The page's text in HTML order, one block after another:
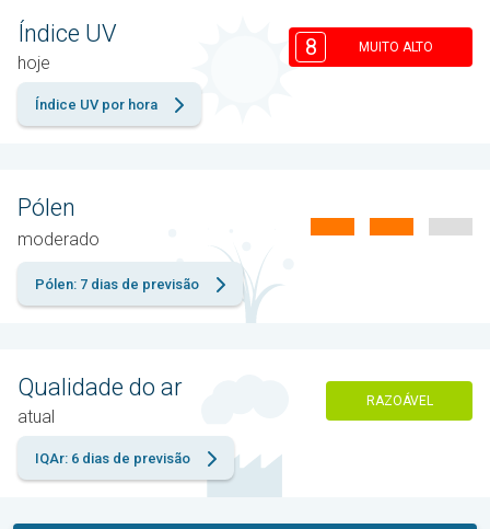
Índice UV
hoje
8 MUITO ALTO
Índice UV por hora
Pólen
moderado
Pólen: 7 dias de previsão
Qualidade do ar
atual
RAZOÁVEL
IQAr: 6 dias de previsão